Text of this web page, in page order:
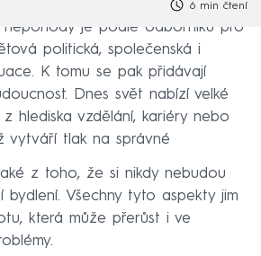
6 min čtení
nepohody je podle odborníků pro
politická, společenská i
K tomu se pak přidávají
Dnes svět nabízí velké
hlediska vzdělání, kariéry nebo
vytváří tlak na správné
z toho, že si nikdy nebudou
bydlení. Všechny tyto aspekty jim
která může přerůst i ve